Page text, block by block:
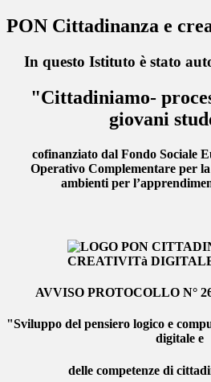
PON Cittadinanza e
In questo Istituto è stato
"Cittadiniamo-
giovani
cofinanziato dal Fondo Sociale
Operativo Complementare per
ambienti per
AVVISO PROTOCOLLO N°
"Sviluppo del pensiero logico e
digitale e
delle competenze di